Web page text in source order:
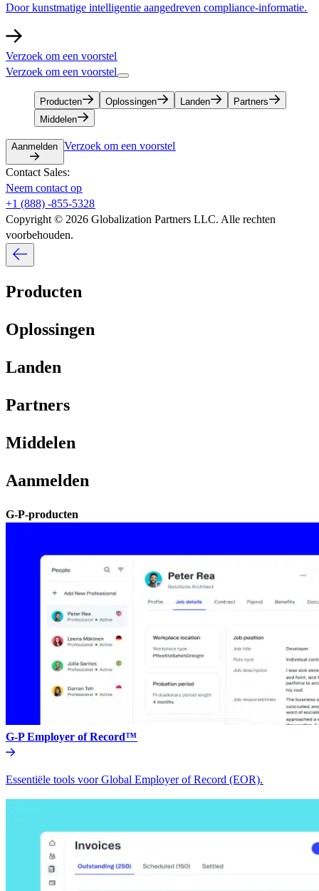
Door kunstmatige intelligentie aangedreven compliance-informatie.​​
Verzoek om een voorstel​​
Verzoek om een voorstel​​
Producten​​ Oplossingen​​ Landen​​
Partners​​
Middelen​​
Aanmelden​​ Verzoek om een voorstel​​
Contact Sales:​​
Neem contact op​​
+1 (888) -855-5328​​
Copyright © 2026 Globalization Partners LLC. Alle rechten
voorbehouden.​​
Producten​​
Oplossingen​​
Landen​​
Partners​​
Middelen​​
Aanmelden​​
G-P-producten​​
G-P Employer of Record™​​
Essentiële tools voor Global Employer of Record (EOR).​​